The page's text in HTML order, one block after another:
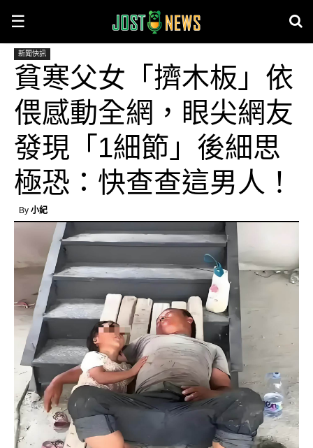
☰
新聞快訊
貧寒父女「擠木板」依
偎感動全網，眼尖網友
發現「1細節」後細思
極恐：快查查這男人！
By 小紀